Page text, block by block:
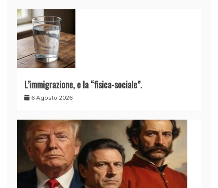
L’immigrazione, e la “fisica-sociale”.
6 Agosto 2026